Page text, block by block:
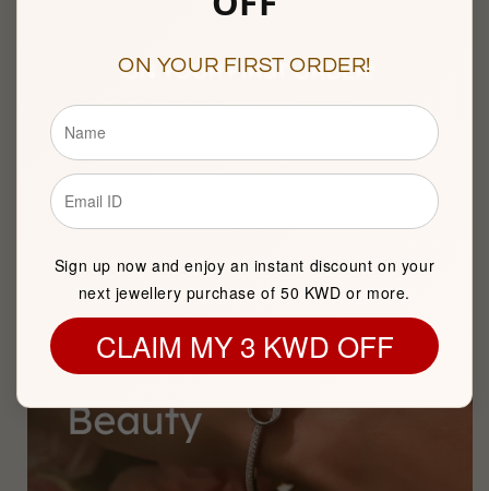
ON YOUR FIRST ORDER!
Sign up now and enjoy an instant discount on your
next jewellery purchase of 50 KWD or more.
CLAIM MY 3 KWD OFF